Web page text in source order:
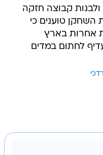
קבוצה חזקה
השחקן טוענים כי
אחרות בארץ
לחתום במדים